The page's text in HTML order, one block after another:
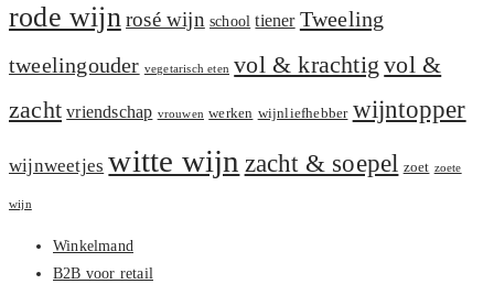
rode wijn rosé wijn school tiener Tweeling
tweelingouder vegetarisch eten vol & krachtig vol &
zacht vriendschap vrouwen werken wijnliefhebber wijntopper
wijnweetjes witte wijn zacht & soepel zoet zoete
wijn
Winkelmand
B2B voor retail